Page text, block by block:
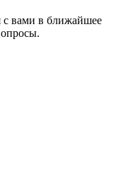
с вами в ближайшее